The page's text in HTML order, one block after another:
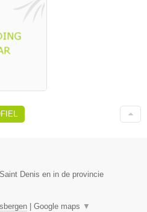
Denis en in de provincie
Google maps ▼